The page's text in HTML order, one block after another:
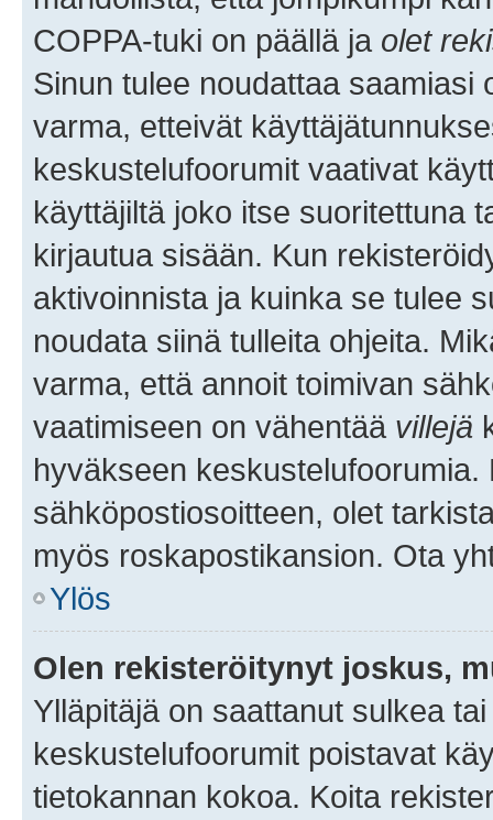
COPPA-tuki on päällä ja olet
Sinun tulee noudattaa saamiasi
varma, etteivät
keskustelufoorumit vaativat
käyttäjiltä joko itse suoritettuna
kirjautua sisään. Kun
aktivoinnista ja kuinka se tulee
noudata siinä tulleita ohjeita.
varma, että annoit toimivan
vaatimiseen on vähentää villejä
hyväkseen
sähköpostiosoitteen, olet
myös roskapostikansion. Ota
Ylös
Olen rekisteröitynyt joskus,
Ylläpitäjä on saattanut sulkea
keskustelufoorumit poistavat
tietokannan kokoa. Koita